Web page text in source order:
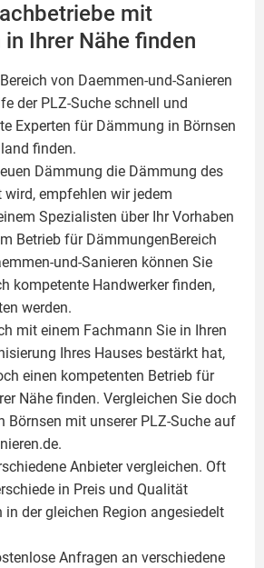
mit
Ihrer Nähe finden
von Daemmen-und-Sanieren
der PLZ-Suche schnell und
Experten für Dämmung in Börnsen
finden.
Dämmung die Dämmung des
wird, empfehlen wir jedem
Spezialisten über Ihr Vorhaben
Betrieb für DämmungenBereich
und-Sanieren können Sie
kompetente Handwerker finden,
werden.
mit einem Fachmann Sie in Ihren
Ihres Hauses bestärkt hat,
einen kompetenten Betrieb für
Nähe finden. Vergleichen Sie doch
Börnsen mit unserer PLZ-Suche auf
Anbieter vergleichen. Oft
in Preis und Qualität
der gleichen Region angesiedelt
Anfragen an verschiedene